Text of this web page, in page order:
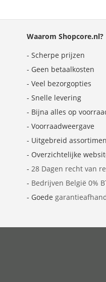
Waarom Shopcore.nl?
- Scherpe prijzen
- Geen betaalkosten
- Veel bezorgopties
- Snelle levering
- Bijna alles op
- Voorraadweergave
- Uitgebreid
- Overzichtelijke
- 28 Dagen recht van
- Bedrijven België 0%
- Goede